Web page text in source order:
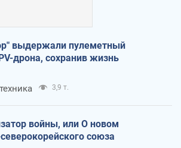
выдержали пулеметный
дрона, сохранив жизнь
3,9 т.
войны, или О новом
союза